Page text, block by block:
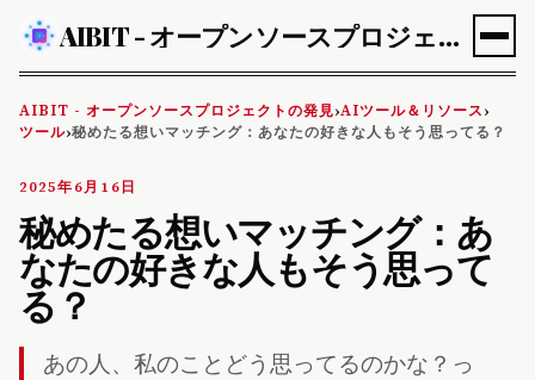
AIBIT - オープンソースプロジェクトの発見
AIBIT - オープンソースプロジェクトの発見›AIツール＆リソース›
ツール›秘めたる想いマッチング：あなたの好きな人もそう思ってる？
2025年6月16日
秘めたる想いマッチング：あ
なたの好きな人もそう思って
る？
あの人、私のことどう思ってるのかな？っ